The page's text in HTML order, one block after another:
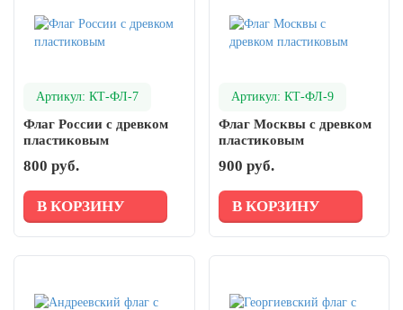
июля)
28 июля, День Крещения Руси
2 августа, День ВДВ
Артикул: КТ-ФЛ-7
Флаг России с древком
пластиковым
800 руб.
В КОРЗИНУ
Артикул: КТ-ФЛ-9
Флаг Москвы с древком
пластиковым
900 руб.
В КОРЗИНУ